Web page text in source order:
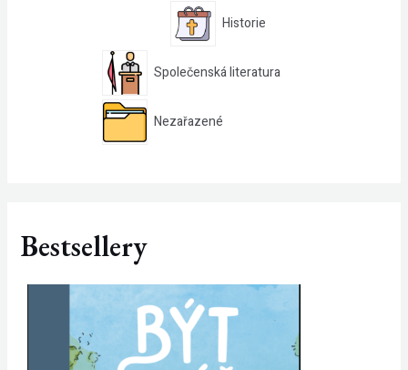
Historie
Společenská literatura
Nezařazené
Bestsellery